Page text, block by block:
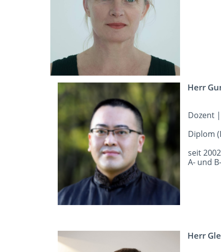
Herr
Dozent
Diplom
seit
A- und
Herr